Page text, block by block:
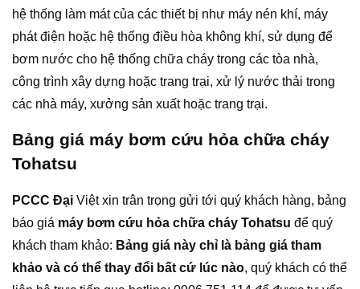
hệ thống làm mát của các thiết bị như máy nén khí, máy
phát điện hoặc hệ thống điều hòa không khí, sử dụng để
bơm nước cho hệ thống chữa cháy trong các tòa nhà,
công trình xây dựng hoặc trang trại, xử lý nước thải trong
các nhà máy, xưởng sản xuất hoặc trang trại.
Bảng giá máy bơm cứu hỏa chữa cháy
Tohatsu
PCCC Đại Việt xin trân trọng gửi tới quý khách hàng, bảng
báo giá máy bơm cứu hỏa chữa cháy Tohatsu để quý
khách tham khảo: Bảng giá này chỉ là bảng giá tham
khảo và có thể thay đổi bất cứ lúc nào, quý khách có thể